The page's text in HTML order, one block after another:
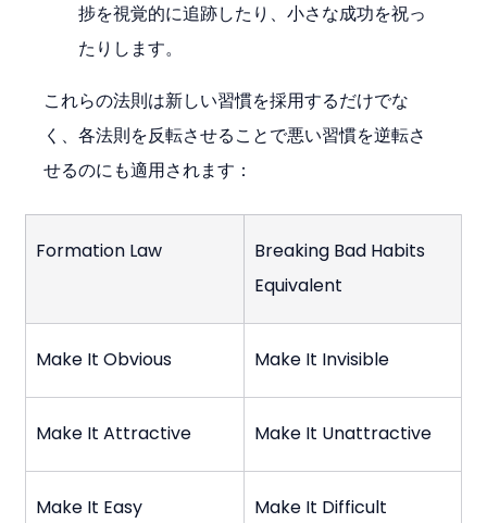
捗を視覚的に追跡したり、小さな成功を祝っ
たりします。
これらの法則は新しい習慣を採用するだけでな
く、各法則を反転させることで悪い習慣を逆転さ
せるのにも適用されます：
Formation Law
Breaking Bad Habits
Equivalent
Make It Obvious Make It Invisible
Make It Attractive Make It Unattractive
Make It Easy Make It Difficult